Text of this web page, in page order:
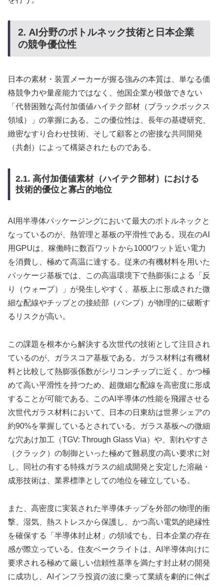
2. AI分野のボトルネック技術と日本企業
の競争優位性
日本の素材・装置メーカーが握る強みの本質は、単なる価
格競争力や量産能力ではなく、他国企業が模倣できない
「代替困難な高付加価値ハイテク部材（ブラックボックス
領域）」の掌握にある。この優位性は、長年の基礎研究、
緻密なすり合わせ技術、そして顧客との密接な共同開発
（共創）によって構築されたものである。
2.1. 高付加価値素材（ハイテク部材）における
技術的優位と寡占的地位
AI用半導体パッケージングにおいて最大のボトルネックと
なっているのが、熱管理と基板の平滑性である。現在のAI
用GPUは、稼働時に数百ワットから1000ワット近い電力
を消費し、極めて高温に達する。従来の有機材料を用いた
パッケージ基板では、この高温環境下で熱膨張による「反
り（ウォープ）」が発生しやすく、基板上に形成された微
細な配線やチップとの接続部（バンプ）が物理的に破断す
るリスクが高い。
この課題を根本から解決する次世代の技術として注目され
ているのが、ガラスコア基板である。ガラス材料は有機材
料と比較して熱膨張係数がシリコンチップに近く、かつ極
めて高い平滑性を持つため、超微細な配線を高密度に形成
することが可能である。このAI半導体の性能を飛躍させる
次世代ガラス材料において、日本の日東紡は世界シェアの
約90%を掌握しているとされている。ガラス基板への微細
な穴あけ加工（TGV: Through Glass Via）や、割れやすさ
（クラック）の制御といった極めて難易度の高い要求に対
し、同社の有する特殊ガラスの組成開発と安定した溶融・
成形技術は、業界標準としての地位を確立している。
また、高密度に実装された半導体チップを外部の物理的衝
撃、湿気、熱ストレスから保護し、かつ高い電気的絶縁性
を確保する「半導体封止材」の領域でも、日本企業の存在
感が際立っている。住友ベークライトは、AI半導体向けに
要求される極めて厳しい信頼性基準を満たす封止材の開発
に成功し、AIインフラ投資の波に乗って業績を劇的に伸ば